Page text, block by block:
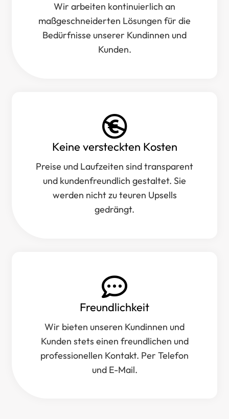
Wir arbeiten kontinuierlich an
maßgeschneiderten Lösungen für die
Bedürfnisse unserer Kundinnen und
Kunden.
Keine versteckten Kosten
Preise und Laufzeiten sind transparent
und kundenfreundlich gestaltet. Sie
werden nicht zu teuren Upsells
gedrängt.
Freundlichkeit
Wir bieten unseren Kundinnen und
Kunden stets einen freundlichen und
professionellen Kontakt. Per Telefon
und E-Mail.